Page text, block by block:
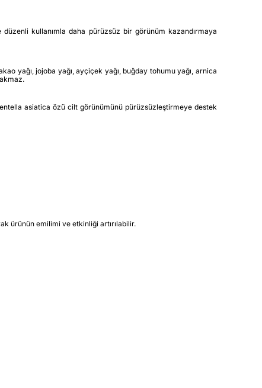
kullanımla daha pürüzsüz bir görünüm kazandırmaya
yağı, jojoba yağı, ayçiçek yağı, buğday tohumu yağı, arnica
asiatica özü cilt görünümünü pürüzsüzleştirmeye destek
ürünün emilimi ve etkinliği artırılabilir.